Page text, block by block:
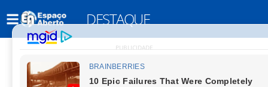
DESTAQUE
PUBLICIDADE